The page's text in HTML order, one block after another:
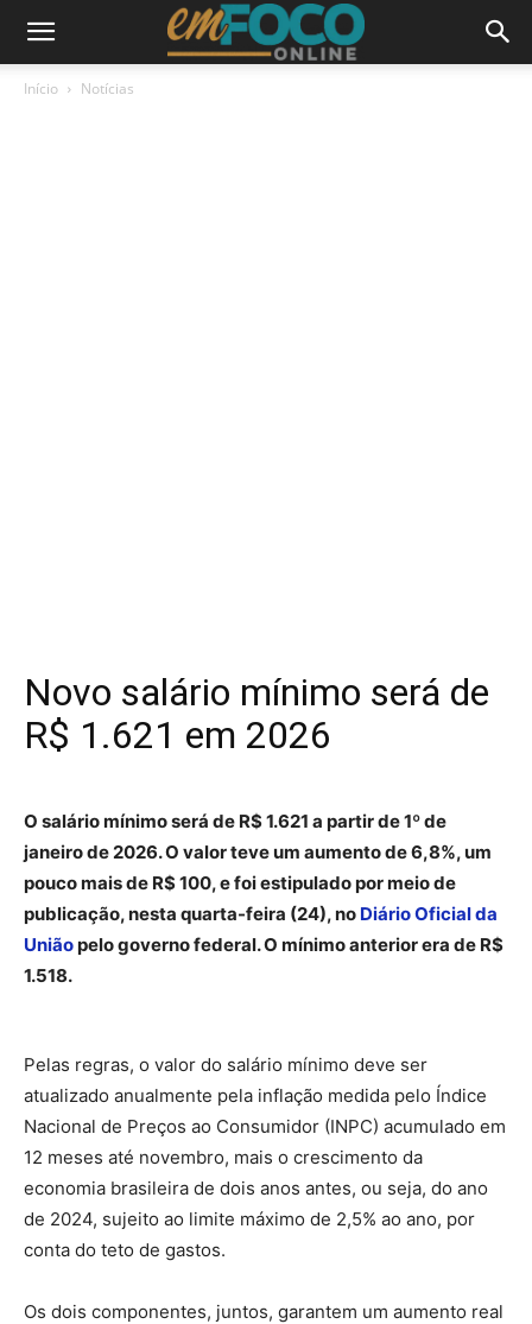
Início Notícias
Novo salário mínimo será de
R$ 1.621 em 2026
O salário mínimo será de R$ 1.621 a partir de 1º de
janeiro de 2026. O valor teve um aumento de 6,8%, um
pouco mais de R$ 100, e foi estipulado por meio de
publicação, nesta quarta-feira (24), no Diário Oficial da
Uniãopelo governo federal. O mínimo anterior era de R$
1.518.
Pelas regras, o valor do salário mínimo deve ser
atualizado anualmente pela inflação medida pelo Índice
Nacional de Preços ao Consumidor (INPC) acumulado em
12 meses até novembro, mais o crescimento da
economia brasileira de dois anos antes, ou seja, do ano
de 2024, sujeito ao limite máximo de 2,5% ao ano, por
conta do teto de gastos.
Os dois componentes, juntos, garantem um aumento real